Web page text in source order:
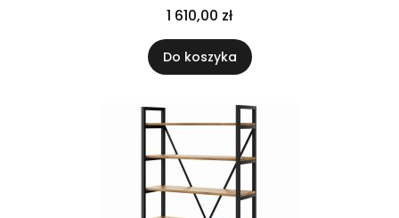
1 610,00 zł
Do koszyka